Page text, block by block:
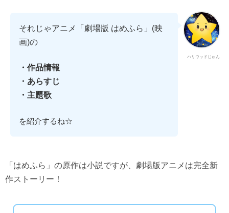
ハリウッドじゅん
それじゃアニメ「劇場版 はめふら」(映
画)の
・作品情報
・あらすじ
・主題歌
を紹介するね☆
「はめふら」の原作は小説ですが、劇場版アニメは完全新
作ストーリー！